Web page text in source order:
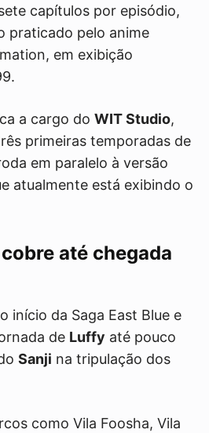
capítulos por episódio,
praticado pelo anime
em exibição
a cargo do WIT Studio,
primeiras temporadas de
em paralelo à versão
atualmente está exibindo o
até chegada
início da Saga East Blue e
de Luffy até pouco
Sanji na tripulação dos
como Vila Foosha, Vila